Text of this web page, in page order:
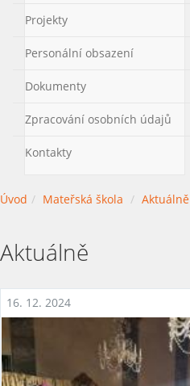
Projekty
Personální obsazení
Dokumenty
Zpracování osobních údajů
Kontakty
Úvod Mateřská škola Aktuálně
Aktuálně
16. 12. 2024